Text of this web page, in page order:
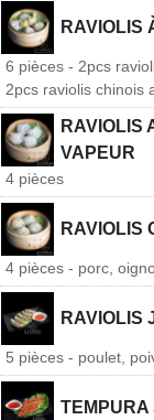
RAVIOLIS
6 pièces - 2pcs
2pcs raviolis chinois
RAVIOLIS
VAPEUR
4 pièces
RAVIOLIS
4 pièces - porc,
RAVIOLIS
5 pièces - poulet,
TEMPURA